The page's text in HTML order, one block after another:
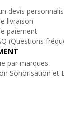
devis
livraison
paiement
(Questions
par marques
Sonorisation et